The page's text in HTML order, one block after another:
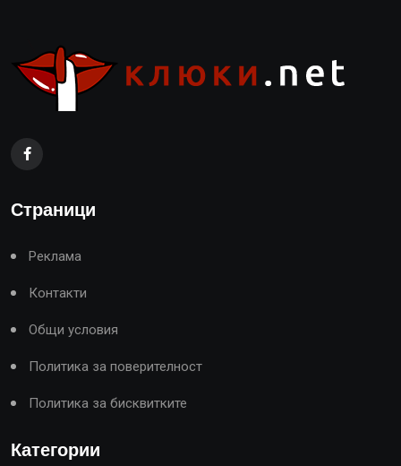
Страници
Реклама
Контакти
Общи условия
Политика за поверителност
Политика за бисквитките
Категории